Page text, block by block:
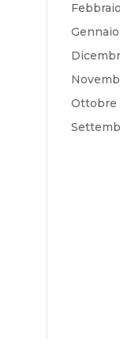
Gennaio
Ottobre